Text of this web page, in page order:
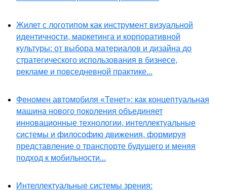
Жилет с логотипом как инструмент визуальной
идентичности, маркетинга и корпоративной
культуры: от выбора материалов и дизайна до
стратегического использования в бизнесе,
рекламе и повседневной практике...
Феномен автомобиля «Тенет»: как концептуальная
машина нового поколения объединяет
инновационные технологии, интеллектуальные
системы и философию движения, формируя
представление о транспорте будущего и меняя
подход к мобильности...
Интеллектуальные системы зрения: